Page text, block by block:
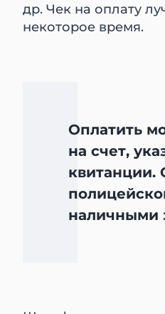
др. Чек на оплату
некоторое время.
Оплатить
на счет,
квитанции.
наличными